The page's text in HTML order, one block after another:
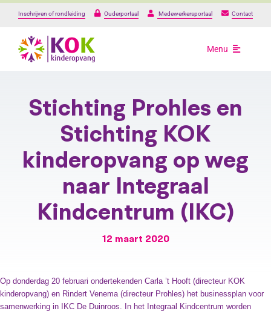
Ga
Inschrijven of rondleiding Ouderportaal Medewerkersportaal Contact
Menu
Over ons
Praktische
Contact
Stichting Prohles en
Stichting KOK
kinderopvang op weg
naar Integraal
Kindcentrum (IKC)
12 maart 2020
Op donderdag 20 februari ondertekenden Carla ’t Hooft (directeur KOK
kinderopvang) en Rindert Venema (directeur Prohles) het businessplan voor
samenwerking in IKC De Duinroos. In het Integraal Kindcentrum worden